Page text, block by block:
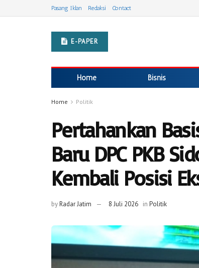
Pasang Iklan Redaksi Contact
E-PAPER
Home Bisnis
Home Politik
Pertahankan
Baru DPC PKB
Kembali Posisi
byRadar Jatim 8 Juli 2026 in Politik